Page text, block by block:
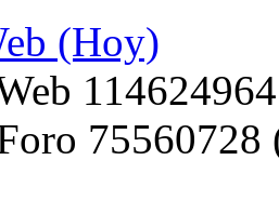
(Hoy)
75560728